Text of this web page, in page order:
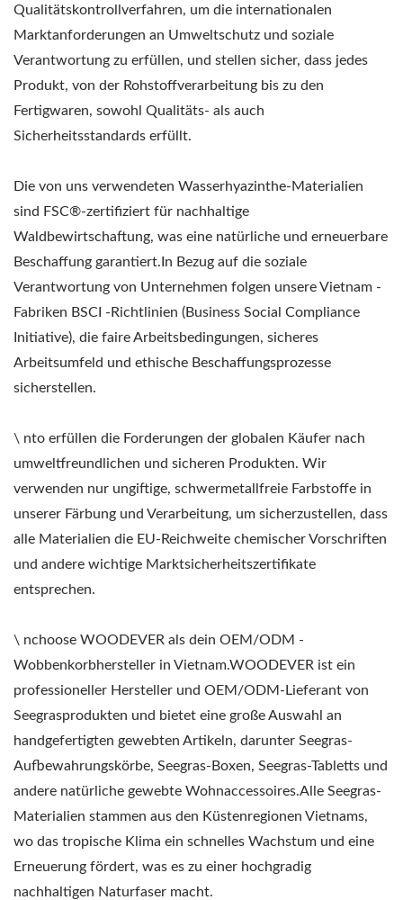
Qualitätskontrollverfahren, um die internationalen
Marktanforderungen an Umweltschutz und soziale
Verantwortung zu erfüllen, und stellen sicher, dass jedes
Produkt, von der Rohstoffverarbeitung bis zu den
Fertigwaren, sowohl Qualitäts- als auch
Sicherheitsstandards erfüllt.
Die von uns verwendeten Wasserhyazinthe-Materialien
sind FSC®-zertifiziert für nachhaltige
Waldbewirtschaftung, was eine natürliche und erneuerbare
Beschaffung garantiert.In Bezug auf die soziale
Verantwortung von Unternehmen folgen unsere Vietnam -
Fabriken BSCI -Richtlinien (Business Social Compliance
Initiative), die faire Arbeitsbedingungen, sicheres
Arbeitsumfeld und ethische Beschaffungsprozesse
sicherstellen.
\ nto erfüllen die Forderungen der globalen Käufer nach
umweltfreundlichen und sicheren Produkten. Wir
verwenden nur ungiftige, schwermetallfreie Farbstoffe in
unserer Färbung und Verarbeitung, um sicherzustellen, dass
alle Materialien die EU-Reichweite chemischer Vorschriften
und andere wichtige Marktsicherheitszertifikate
entsprechen.
\ nchoose WOODEVER als dein OEM/ODM -
Wobbenkorbhersteller in Vietnam.WOODEVER ist ein
professioneller Hersteller und OEM/ODM-Lieferant von
Seegrasprodukten und bietet eine große Auswahl an
handgefertigten gewebten Artikeln, darunter Seegras-
Aufbewahrungskörbe, Seegras-Boxen, Seegras-Tabletts und
andere natürliche gewebte Wohnaccessoires.Alle Seegras-
Materialien stammen aus den Küstenregionen Vietnams,
wo das tropische Klima ein schnelles Wachstum und eine
Erneuerung fördert, was es zu einer hochgradig
nachhaltigen Naturfaser macht.